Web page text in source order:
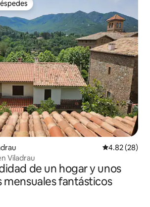
Calificación
4.82 (28)
Viladrau
de un hogar y unos
mensuales fantásticos